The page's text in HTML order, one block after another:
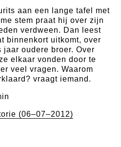
aan een lange tafel met
stem praat hij over zijn
verdween. Dan leest
binnenkort uitkomt, over
oudere broer. Over
elkaar vonden door te
veel vragen. Waarom
vraagt iemand.
(06–07–2012)